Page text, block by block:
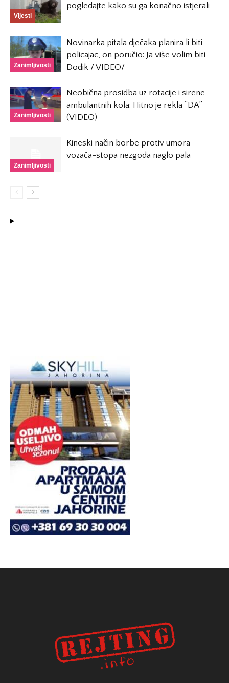
Vijesti
pogledajte kako su ga konačno istjerali
Zanimljivosti
Novinarka pitala dječaka planira li biti
policajac, on poručio: Ja više volim biti
Dodik / VIDEO/
Zanimljivosti
Neobična prosidba uz rotacije i sirene
ambulantnih kola: Hitno je rekla “DA”
(VIDEO)
Zanimljivosti
Kineski način borbe protiv umora
vozača-stopa nezgoda naglo pala